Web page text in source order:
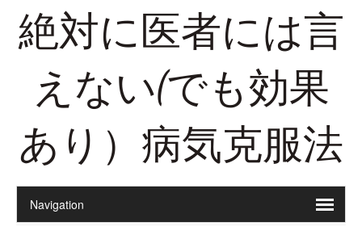
絶対に医者には言
えない(でも効果
あり）病気克服法